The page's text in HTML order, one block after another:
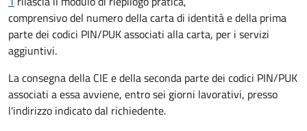
comprensivo del numero della carta di identità e della prima
parte dei codici PIN/PUK associati alla carta, per i servizi
aggiuntivi.
La consegna della CIE e della seconda parte dei codici PIN/PUK
associati a essa avviene, entro sei giorni lavorativi, presso
l'indirizzo indicato dal richiedente.